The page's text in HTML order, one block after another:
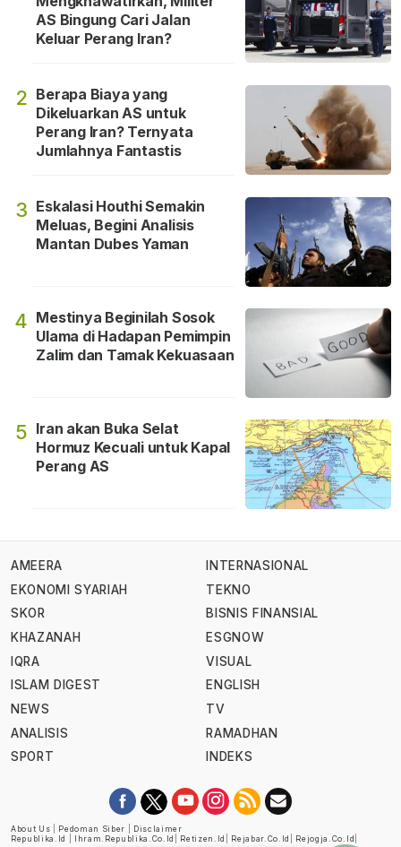
AS Bingung Cari Jalan
Keluar Perang Iran?
2 Berapa Biaya yang
Dikeluarkan AS untuk
Perang Iran? Ternyata
Jumlahnya Fantastis
3 Eskalasi Houthi Semakin
Meluas, Begini Analisis
Mantan Dubes Yaman
4 Mestinya Beginilah Sosok
Ulama di Hadapan Pemimpin
Zalim dan Tamak Kekuasaan
5 Iran akan Buka Selat
Hormuz Kecuali untuk Kapal
Perang AS
AMEERA
EKONOMI SYARIAH
SKOR
KHAZANAH
IQRA
ISLAM DIGEST
NEWS
ANALISIS
SPORT
INTERNASIONAL
TEKNO
BISNIS FINANSIAL
ESGNOW
VISUAL
ENGLISH
TV
RAMADHAN
INDEKS
About Us Pedoman Siber
Disclaimer
Republika.id
Ihram.republika.co.id Retizen.id Rejabar.co.id Rejogja.co.id